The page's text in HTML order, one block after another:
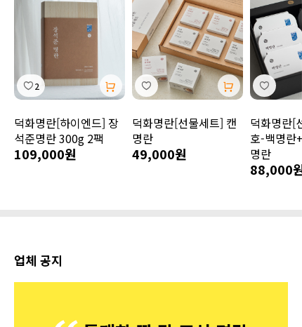
2
덕화명란[하이엔드] 장
석준명란 300g 2팩
109,000원
덕화명란[선물세트] 캔
명란
49,000원
덕화명란[
호-백명란
명란
88,000원
업체 공지